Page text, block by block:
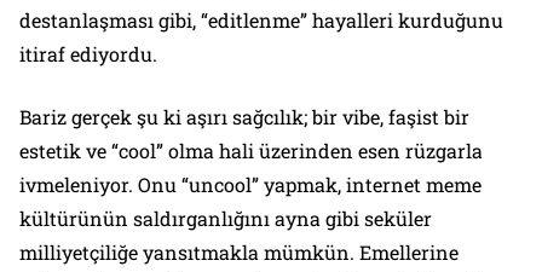
destanlaşması gibi, “editlenme” hayalleri kurduğunu
itiraf ediyordu.
Bariz gerçek şu ki aşırı sağcılık; bir vibe, faşist bir
estetik ve “cool” olma hali üzerinden esen rüzgarla
ivmeleniyor. Onu “uncool” yapmak, internet meme
kültürünün saldırganlığını ayna gibi seküler
milliyetçiliğe yansıtmakla mümkün. Emellerine